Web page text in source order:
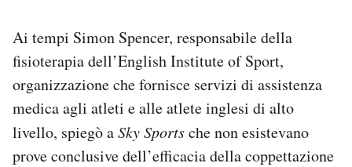
Ai tempi Simon Spencer, responsabile della
fisioterapia dell’English Institute of Sport,
organizzazione che fornisce servizi di assistenza
medica agli atleti e alle atlete inglesi di alto
livello, spiegò aSky Sportsche non esistevano
prove conclusive dell’efficacia della coppettazione